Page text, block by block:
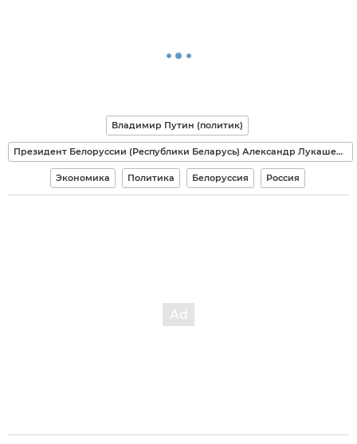
Владимир Путин (политик)
Президент Белоруссии (Республики Беларусь) Александр Лукашенко
Экономика Политика Белоруссия Россия